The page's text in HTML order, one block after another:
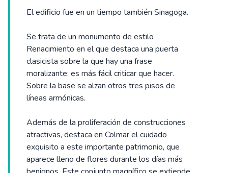
El edificio fue en un tiempo también Sinagoga.
Se trata de un monumento de estilo
Renacimiento en el que destaca una puerta
clasicista sobre la que hay una frase
moralizante: es más fácil criticar que hacer.
Sobre la base se alzan otros tres pisos de
líneas armónicas.
Además de la proliferación de construcciones
atractivas, destaca en Colmar el cuidado
exquisito a este importante patrimonio, que
aparece lleno de flores durante los días más